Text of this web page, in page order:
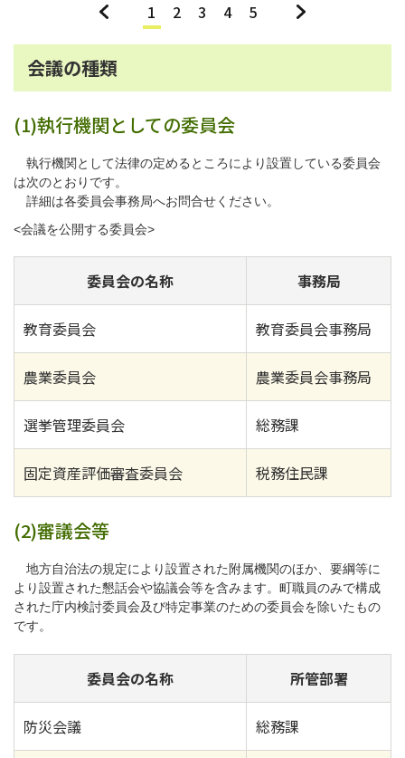
« 1 2 3 4 5 »
会議の種類
(1)執行機関としての委員会
執行機関として法律の定めるところにより設置している委員会
は次のとおりです。
詳細は各委員会事務局へお問合せください。
<会議を公開する委員会>
委員会の名称 事務局
教育委員会 教育委員会事務局
農業委員会 農業委員会事務局
選挙管理委員会 総務課
固定資産評価審査委員会 税務住民課
(2)審議会等
地方自治法の規定により設置された附属機関のほか、要綱等に
より設置された懇話会や協議会等を含みます。町職員のみで構成
された庁内検討委員会及び特定事業のための委員会を除いたもの
です。
委員会の名称 所管部署
防災会議 総務課